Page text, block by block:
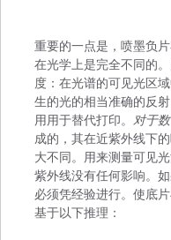
重要的一点是，喷墨负
在光学上是完全不同的
度：在光谱的可见光区
生的光的相当准确的反
用用于替代打印。 对于
成的，其在近紫外线下
大不同。用来测量可见
紫外线没有任何影响。
必须凭经验进行。使底
基于以下推理：